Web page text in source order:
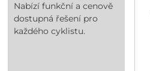
Nabízí funkční a cenově
dostupná řešení pro
každého cyklistu.